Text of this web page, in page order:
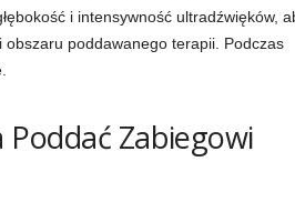
i intensywność ultradźwięków,
poddawanego terapii. Podczas
Zabiegowi